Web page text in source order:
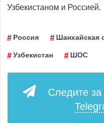
Узбекистаном и Россией.
Россия Шанхайская
Узбекистан ШОС
Следите